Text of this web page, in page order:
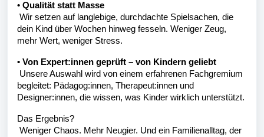
• Qualität statt Masse
Wir setzen auf langlebige, durchdachte Spielsachen, die
dein Kind über Wochen hinweg fesseln. Weniger Zeug,
mehr Wert, weniger Stress.
• Von Expert:innen geprüft – von Kindern geliebt
Unsere Auswahl wird von einem erfahrenen Fachgremium
begleitet: Pädagog:innen, Therapeut:innen und
Designer:innen, die wissen, was Kinder wirklich unterstützt.
Das Ergebnis?
Weniger Chaos. Mehr Neugier. Und ein Familienalltag, der